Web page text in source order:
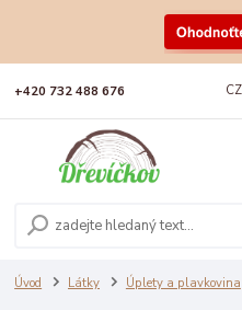
+420 732 488 676
Úvod Látky Úplety a plavkovina